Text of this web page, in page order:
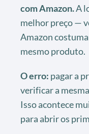
com Amazon.A
melhor preço —
Amazon
mesmo produto.
O erro: pagar a
verificar a
Isso acontece
para abrir os